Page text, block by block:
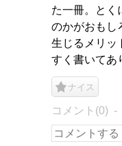
た一冊。とく
のかがおもし
生じるメリッ
すく書いてあ
ナイス
コメント(0)